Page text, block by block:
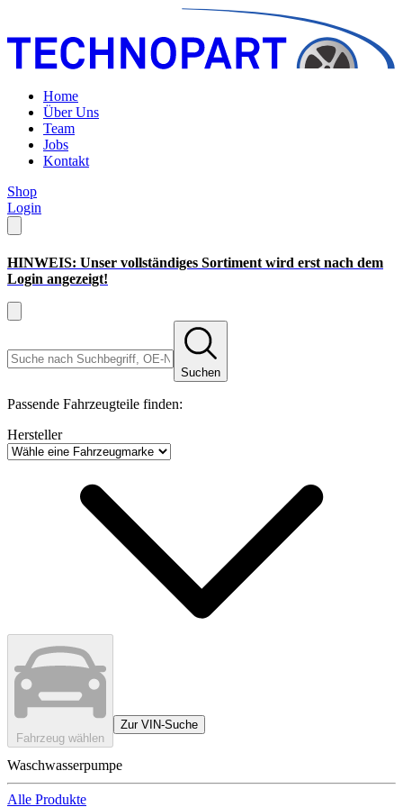
Home
Über Uns
Team
Jobs
Kontakt
Shop
Login
HINWEIS: Unser vollständiges Sortiment wird erst nach dem
Login angezeigt!
Suchen
Passende Fahrzeugteile finden:
Hersteller
Fahrzeug wählen
Zur VIN-Suche
Waschwasserpumpe
Alle Produkte